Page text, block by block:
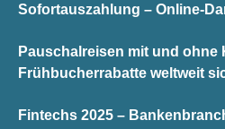
Sofortauszahlung – Online-
Pauschalreisen mit und ohne
Frühbucherrabatte weltweit
Fintechs 2025 –